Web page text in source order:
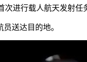
进行载人航天发射
送达目的地。